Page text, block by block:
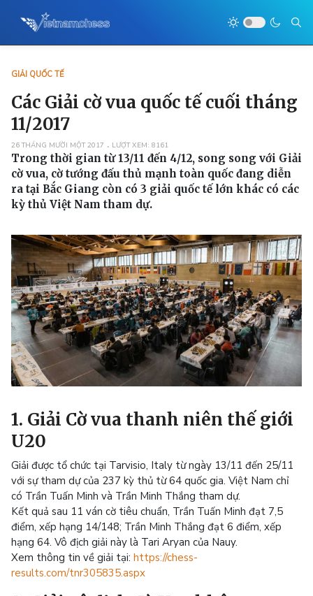
GIẢI QUỐC TẾ
Các Giải cờ vua quốc tế cuối tháng
11/2017
26 THÁNG MƯỜI MỘT 2017 LƯỢT XEM: 8161
Trong thời gian từ 13/11 đến 4/12, song song với Giải
cờ vua, cờ tướng đấu thủ mạnh toàn quốc đang diễn
ra tại Bắc Giang còn có 3 giải quốc tế lớn khác có các
kỳ thủ Việt Nam tham dự.
1. Giải Cờ vua thanh niên thế giới
U20
Giải được tổ chức tại Tarvisio, Italy từ ngày 13/11 đến 25/11
với sự tham dự của 237 kỳ thủ từ 64 quốc gia. Việt Nam chỉ
có Trần Tuấn Minh và Trần Minh Thắng tham dự.
Kết quả sau 11 ván cờ tiêu chuẩn, Trần Tuấn Minh đạt 7,5
điểm, xếp hạng 14/148; Trần Minh Thắng đạt 6 điểm, xếp
hạng 64. Vô địch giải này là Tari Aryan của Nauy.
Xem thông tin về giải tại: https://chess-
results.com/tnr305835.aspx